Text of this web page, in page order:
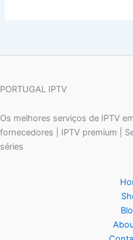
PORTUGAL IPTV
Os melhores serviços de IPTV
fornecedores | IPTV premium |
séries